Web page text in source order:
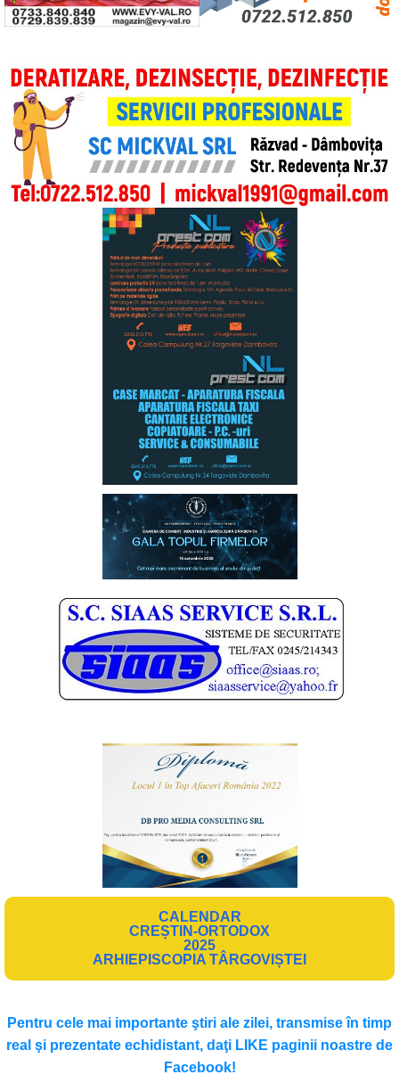
CALENDAR
CREȘTIN-ORTODOX
2025
ARHIEPISCOPIA TÂRGOVIȘTEI
Pentru cele mai importante ştiri ale zilei, transmise în timp
real şi prezentate echidistant, daţi LIKE paginii noastre de
Facebook!